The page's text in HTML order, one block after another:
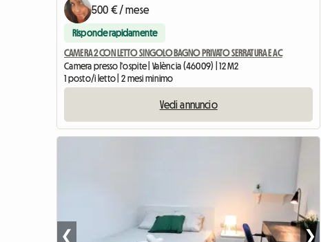
500 € / mese
Risponde rapidamente
CAMERA 2 CON LETTO SINGOLO BAGNO PRIVATO SERRATURA E AC
Camera presso l'ospite | València (46009) | 12 M2
1 posto/i letto | 2 mesi minimo
Vedi annuncio
❮ ❯